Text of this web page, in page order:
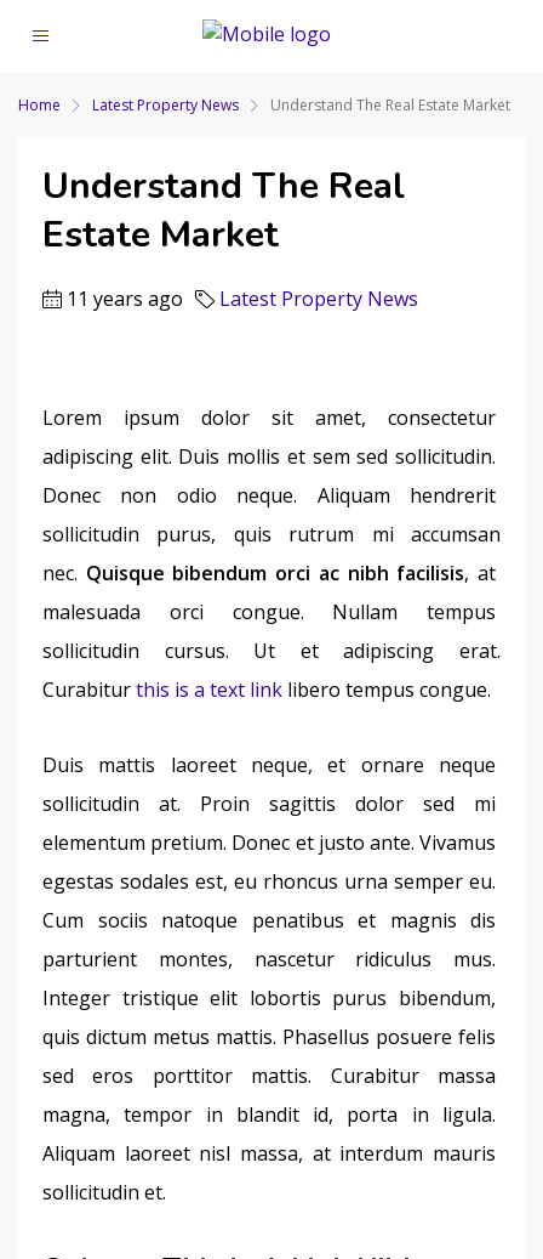
Home Latest Property News Understand The Real Estate Market
Understand The Real
Estate Market
11 years ago Latest Property News
Lorem ipsum dolor sit amet, consectetur
adipiscing elit. Duis mollis et sem sed sollicitudin.
Donec non odio neque. Aliquam hendrerit
sollicitudin purus, quis rutrum mi accumsan
nec. Quisque bibendum orci ac nibh facilisis, at
malesuada orci congue. Nullam tempus
sollicitudin cursus. Ut et adipiscing erat.
Curabitur this is a text link libero tempus congue.
Duis mattis laoreet neque, et ornare neque
sollicitudin at. Proin sagittis dolor sed mi
elementum pretium. Donec et justo ante. Vivamus
egestas sodales est, eu rhoncus urna semper eu.
Cum sociis natoque penatibus et magnis dis
parturient montes, nascetur ridiculus mus.
Integer tristique elit lobortis purus bibendum,
quis dictum metus mattis. Phasellus posuere felis
sed eros porttitor mattis. Curabitur massa
magna, tempor in blandit id, porta in ligula.
Aliquam laoreet nisl massa, at interdum mauris
sollicitudin et.